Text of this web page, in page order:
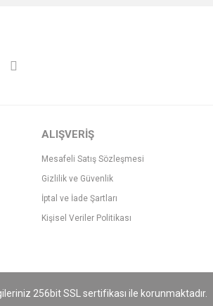
ALIŞVERİŞ
Mesafeli Satış Sözleşmesi
Gizlilik ve Güvenlik
İptal ve İade Şartları
Kişisel Veriler Politikası
256bit SSL sertifikası ile korunmaktadır.